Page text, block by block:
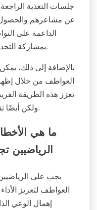
جلسات التغذية
عن مشاعرهم والحصول
الداعمة على
بمشاركة التحديات وتطوير استراتيجيات المواجهة.
بالإضافة إلى ذلك،
العواطف من خلال إظهار
تعزز هذه الطريقة
ولكن أيضًا تقوي ديناميكيات الفريق بشكل عام.
ما هي
الرياضيين
يجب على
العواطف لتعزيز
إهمال الوعي